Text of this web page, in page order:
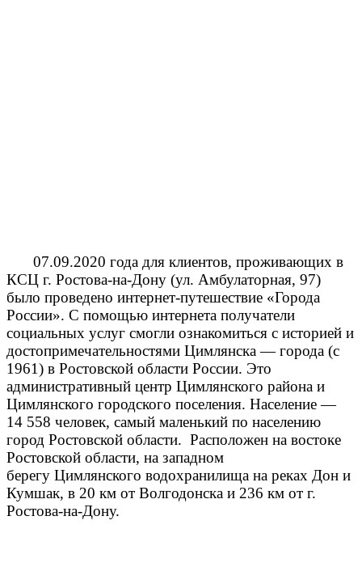
07.09.2020 года для клиентов, проживающих в
КСЦ г. Ростова-на-Дону (ул. Амбулаторная, 97)
было проведено интернет-путешествие «Города
России». С помощью интернета получатели
социальных услуг смогли ознакомиться с историей и
достопримечательностями Цимлянска — города (с
1961) в Ростовской области России. Это
административный центр Цимлянского района и
Цимлянского городского поселения. Население —
14 558 человек, самый маленький по населению
город Ростовской области. Расположен на востоке
Ростовской области, на западном
берегу Цимлянского водохранилища на реках Дон и
Кумшак, в 20 км от Волгодонска и 236 км от г.
Ростова-на-Дону.